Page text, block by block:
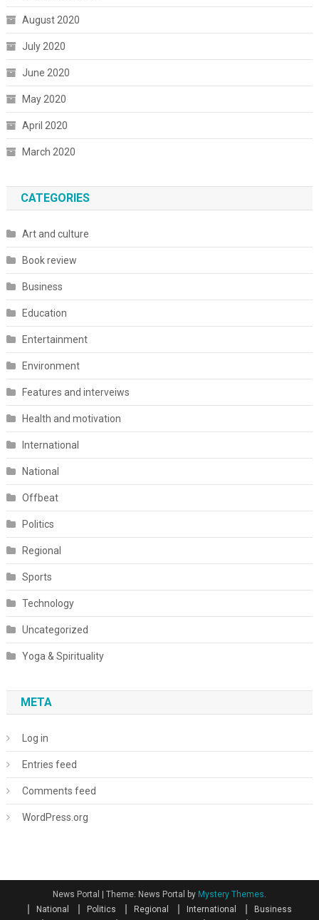
August 2020
July 2020
June 2020
May 2020
April 2020
March 2020
CATEGORIES
Art and culture
Book review
Business
Education
Entertainment
Environment
Features and interveiws
Health and motivation
International
National
Offbeat
Politics
Regional
Sports
Technology
Uncategorized
Yoga & Spirituality
META
Log in
Entries feed
Comments feed
WordPress.org
News Portal | Theme: News Portal by Mystery Themes
National
Politics Regional International
Business